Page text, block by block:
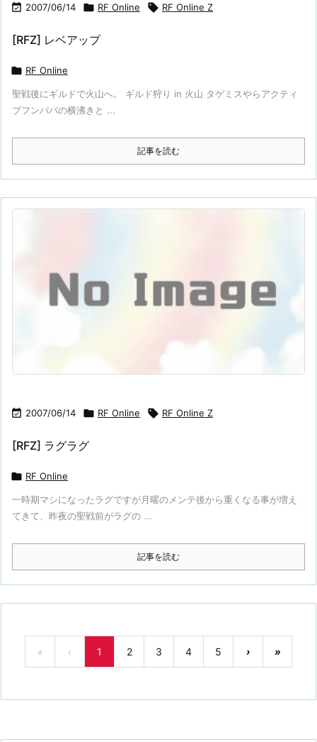
 2007/06/14  RF Online  RF Online Z
[RFZ] レベアップ
 RF Online
聖戦後にギルドで火山へ。 ギルド狩り in 火山 タゲミスやらアクティ
ブフンババの横沸きと ...
記事を読む
 2007/06/14  RF Online  RF Online Z
[RFZ] ラグラグ
 RF Online
一時期マシになったラグですが月曜のメンテ後から重くなる事が増え
てきて、昨夜の聖戦前がラグの ...
記事を読む
« ‹ 1 2 3 4 5 › »